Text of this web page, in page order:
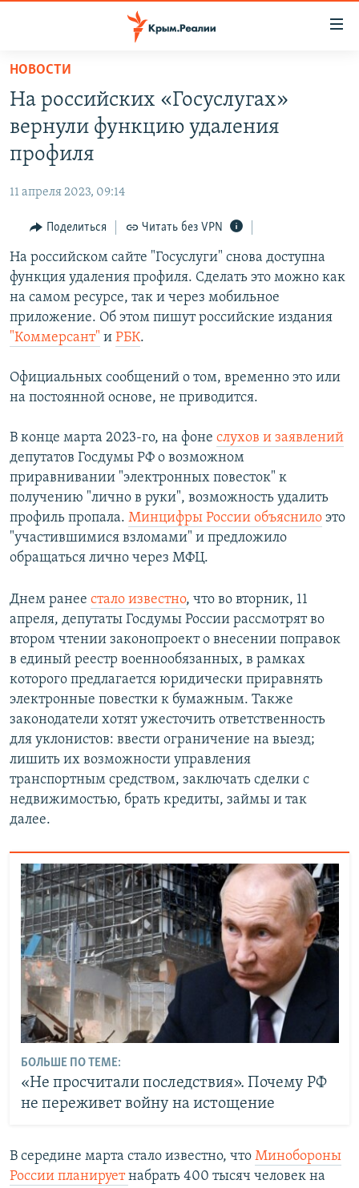
Вернуться
основному
содержанию
Вернутся
главной
навигации
Вернутся
поиску
СПЕЦПРОЕКТЫ
ГРУЗ 200
11 ЛЕТ ОККУПАЦИИ КРЫМА. 11 ИСТОРИЙ СОПРОТИВЛЕНИЯ
ВОДА
ЕЩЕ
ИНТЕРАКТИВ
ИНФОГРАФИКА
ТЕЛЕПРОЕКТ КРЫМ.РЕАЛИИ
СОВЕТЫ ПРАВОЗАЩИТНИКОВ
ПРОПАВШИЕ БЕЗ ВЕСТИ
ПОБЕДИТЕЛЕЙ НЕ СУДЯТ?
КРЫМ.НЕПОКОРЕННЫЙ
ELIFBE
УКРАИНСКАЯ ПРОБЛЕМА КРЫМА
РАДІО СВОБОДА
КАК ОБОЙТИ БЛОКИРОВКУ
Українською
Qırımtatar
ПРИСОЕДИНЯЙТЕСЬ!
Все сайты RFE/RL
НОВОСТИ
На российских «Госуслугах»
вернули функцию удаления
профиля
11 апреля 2023, 09:14
Поделиться Читать без VPN
На российском сайте "Госуслуги" снова доступна
функция удаления профиля. Сделать это можно как
на самом ресурсе, так и через мобильное
приложение. Об этом пишут российские издания
"Коммерсант" и РБК.
Официальных сообщений о том, временно это или
на постоянной основе, не приводится.
В конце марта 2023-го, на фоне слухов и заявлений
депутатов Госдумы РФ о возможном
приравнивании "электронных повесток" к
получению "лично в руки", возможность удалить
профиль пропала. Минцифры России объяснило это
"участившимися взломами" и предложило
обращаться лично через МФЦ.
Днем ранее стало известно, что во вторник, 11
апреля, депутаты Госдумы России рассмотрят во
втором чтении законопроект о внесении поправок
в единый реестр военнообязанных, в рамках
которого предлагается юридически приравнять
электронные повестки к бумажным. Также
законодатели хотят ужесточить ответственность
для уклонистов: ввести ограничение на выезд;
лишить их возможности управления
транспортным средством, заключать сделки с
недвижимостью, брать кредиты, займы и так
далее.
БОЛЬШЕ ПО ТЕМЕ:
«Не просчитали последствия». Почему РФ
не переживет войну на истощение
В середине марта стало известно, что Минобороны
России планируетнабрать 400 тысяч человек на